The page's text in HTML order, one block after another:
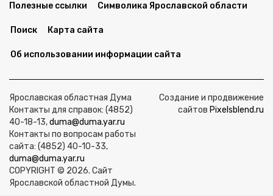
Полезные ссылки Символика Ярославской области
Поиск Карта сайта
Об использовании информации сайта
Ярославская областная Дума
Контакты для справок: (4852)
40-18-13,duma@duma.yar.ru
Контакты по вопросам работы
сайта: (4852) 40-10-33,
duma@duma.yar.ru
COPYRIGHT © 2026. Сайт
Ярославской областной Думы.
Создание и продвижение
сайтов Pixelsblend.ru